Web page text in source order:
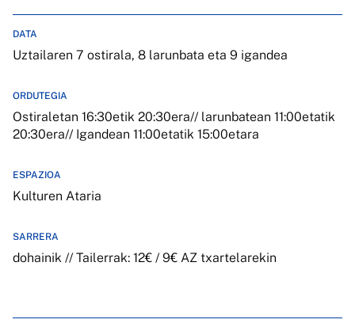
DATA
Uztailaren 7 ostirala, 8 larunbata eta 9 igandea
ORDUTEGIA
Ostiraletan 16:30etik 20:30era// larunbatean 11:00etatik
20:30era// Igandean 11:00etatik 15:00etara
ESPAZIOA
Kulturen Ataria
SARRERA
dohainik // Tailerrak: 12€ / 9€ AZ txartelarekin